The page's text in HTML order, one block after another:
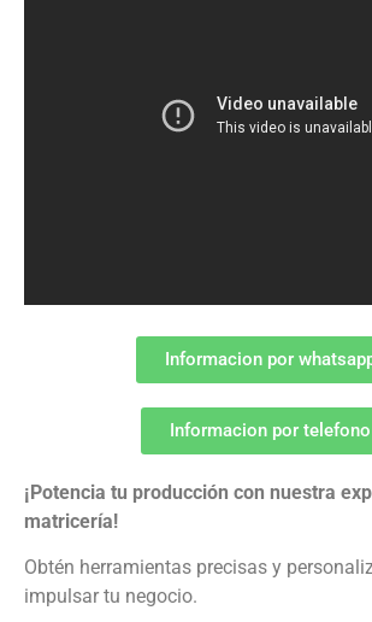
Informacion por
Informacion por telefono
¡Potencia tu producción con nuestra
matricería!
Obtén herramientas precisas y
impulsar tu negocio.